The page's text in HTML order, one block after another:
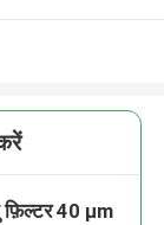
फ़िल्टर 40 μm